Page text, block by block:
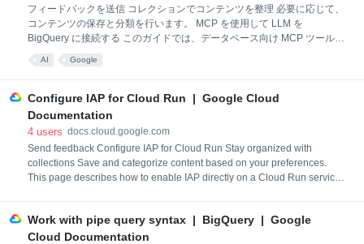
フィードバックを送信 コレクションでコンテンツを整理 必要に応じて、
コンテンツの保存と分類を行います。 MCP を使用して LLM を
BigQuery に接続する このガイドでは、データベース向け MCP ツールボ
（IDE）とデベロッパー ツールに接続する方法について説明します。
デル（LLM）を BigQuery などのデータソースに接続するためのオープ
ン プロトコルであり、SQL クエリを実行して、既存のツールからプロジ
ェクトを直接操作できます。 Gemini CLI を使用する場合は、BigQuery
するをご覧ください。Gemini CLI 用のカス
AI Google
Configure IAP for Cloud Run | Google Cloud
Documentation
4 users docs.cloud.google.com
Send feedback Configure IAP for Cloud Run Stay organized with
collections Save and categorize content based on your preferences.
This page describes how to enable IAP directly on a Cloud Run service
traffic with a single click from all ingress paths, includin
Work with pipe query syntax | BigQuery | Google
Cloud Documentation